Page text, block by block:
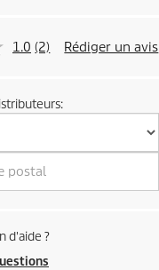
1.0 (2) Rédiger un avis
d'aide ?